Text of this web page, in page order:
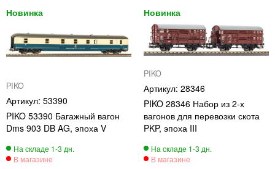
PIKO
53390
PIKO 53390 Багажный вагон
Dms 903 DB AG, эпоха V
PIKO
28346
PIKO 28346 Набор из 2-х
вагонов для перевозки скота
PKP, эпоха III